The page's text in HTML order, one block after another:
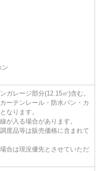
ン
ガレージ部分(12.15㎡)含む。
ーテンレール・防水パン・カ
なります。
が入る場合があります。
度品等は販売価格に含まれて
合は現況優先とさせていただ